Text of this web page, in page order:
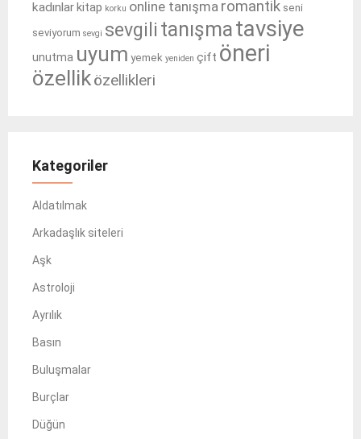
kadınlarkitap korku online tanışma romantik seni
seviyorum sevgi sevgili tanışmatavsiye
unutma uyum yemek yeniden çift öneri
özelliközellikleri
Kategoriler
Aldatılmak
Arkadaşlık siteleri
Aşk
Astroloji
Ayrılık
Basın
Buluşmalar
Burçlar
Düğün